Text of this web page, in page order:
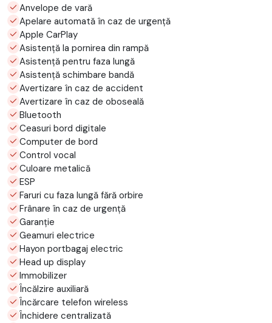
Anvelope de vară
Apelare automată în caz de urgență
Apple CarPlay
Asistență la pornirea din rampă
Asistență pentru faza lungă
Asistență schimbare bandă
Avertizare în caz de accident
Avertizare în caz de oboseală
Bluetooth
Ceasuri bord digitale
Computer de bord
Control vocal
Culoare metalică
ESP
Faruri cu faza lungă fără orbire
Frânare în caz de urgență
Garanție
Geamuri electrice
Hayon portbagaj electric
Head up display
Immobilizer
Încălzire auxiliară
Încărcare telefon wireless
Închidere centralizată